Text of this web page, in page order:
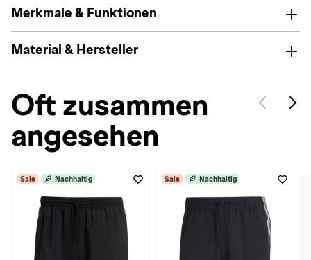
Merkmale & Funktionen
Material & Hersteller
Oft zusammen
angesehen
Sale Nachhaltig Sale Nachhaltig